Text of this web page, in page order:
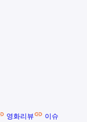
영화리뷰 이슈